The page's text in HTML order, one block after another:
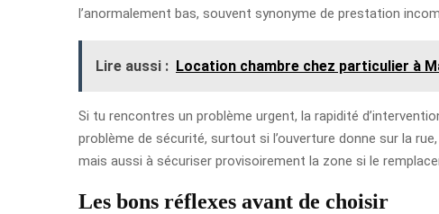
l’anormalement bas, souvent synonyme de prestation
Lire aussi : Location chambre chez particulier à
Si tu rencontres un problème urgent, la rapidité
problème de sécurité, surtout si l’ouverture donne sur la
mais aussi à sécuriser provisoirement la zone si le
Les bons réflexes avant de choisir